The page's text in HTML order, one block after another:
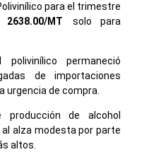
para el trimestre
2638.00/MT
solo para
permaneció
de importaciones
urgencia de compra.
de alcohol
alza modesta por parte
altos.